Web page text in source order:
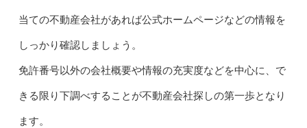
当ての不動産会社があれば公式ホームページなどの情報を
しっかり確認しましょう。
免許番号以外の会社概要や情報の充実度などを中心に、で
きる限り下調べすることが不動産会社探しの第一歩となり
ます。